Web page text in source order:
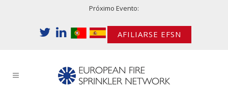
Próximo Evento:
AFILIARSE EFSN